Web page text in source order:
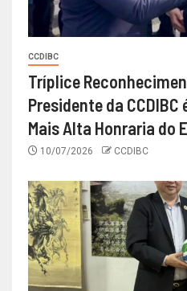
CCDIBC
Tríplice
Presidente da
Mais Alta Honraria do
10/07/2026 CCDIBC